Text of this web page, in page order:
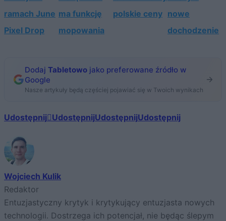
ramach June
Pixel Drop
ma funkcję
mopowania
polskie ceny nowe
dochodzenie
Dodaj Tabletowo jako preferowane źródło w
Google
Nasze artykuły będą częściej pojawiać się w Twoich wynikach
Udostępnij UdostępnijUdostępnijUdostępnij
Wojciech Kulik
Redaktor
Entuzjastyczny krytyk i krytykujący entuzjasta nowych
technologii. Dostrzega ich potencjał, nie będąc ślepym